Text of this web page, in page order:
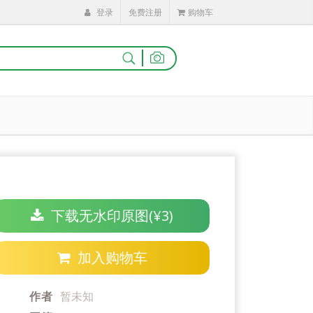
登录 免费注册 购物车
|
下载无水印原图(¥3)
加入购物车
作者
暂未知